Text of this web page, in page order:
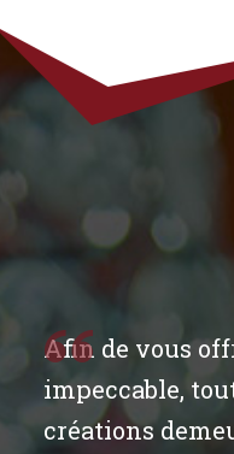
Afin de vous
impeccable,
créations